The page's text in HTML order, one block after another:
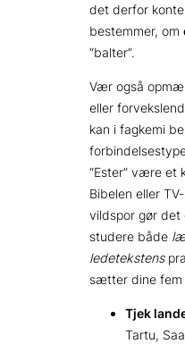
det derfor
bestemmer, om
“balter”.
Vær også
eller
kan i fagkemi
“Ester” være et
Bibelen eller
vildspor gør
studere både
ledetekstens
sætter dine fem
Tjek
Tartu,